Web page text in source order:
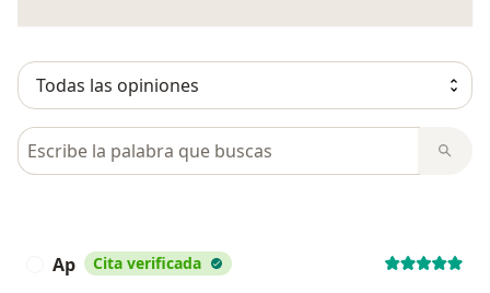
Busca en opiniones
Ap Cita verificada